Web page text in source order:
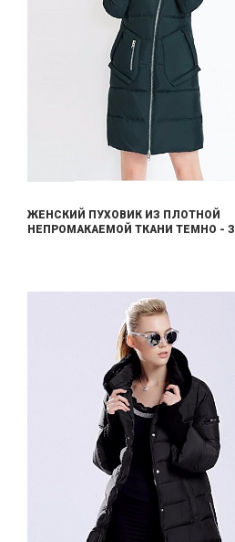
ЖЕНСКИЙ ПУХОВИК ИЗ ПЛОТНОЙ
НЕПРОМАКАЕМОЙ ТКАНИ ТЕМНО -